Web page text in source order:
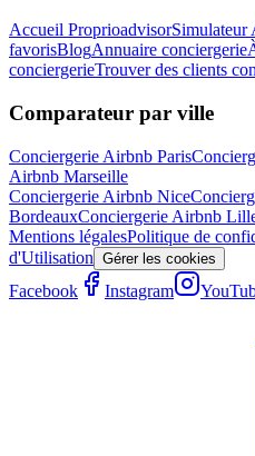
Accueil ProprioadvisorSimulateur
favorisBlogAnnuaire conciergerie
conciergerieTrouver des clients
Comparateur par ville
Conciergerie Airbnb Paris
Airbnb Marseille
Conciergerie Airbnb Nice
BordeauxConciergerie Airbnb
Mentions légalesPolitique de
d'Utilisation Gérer les cookies
Facebook Instagram